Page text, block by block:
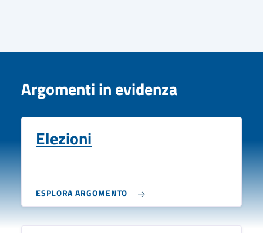
Argomenti in evidenza
Elezioni
ESPLORA ARGOMENTO